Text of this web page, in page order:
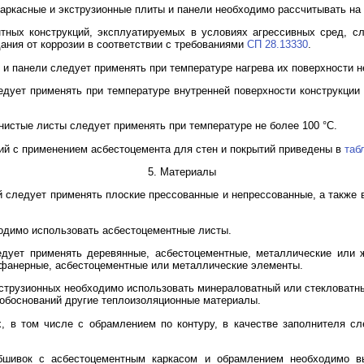
и экструзионные плиты и панели необходимо рассчитывать
конструкций, эксплуатируемых в условиях агрессивных сред,
от коррозии в соответствии с требованиями СП 28.13330.
панели следует применять при температуре нагрева их поверхности
применять при температуре внутренней поверхности
листы следует применять при температуре не более 100 °C.
с применением асбестоцемента для стен и покрытий приведены в
5. Материалы
следует применять плоские прессованные и непрессованные, а
использовать асбестоцементные листы.
применять деревянные, асбестоцементные, металлические
асбестоцементные или металлические элементы.
необходимо использовать минераловатный или
другие теплоизоляционные материалы.
в том числе с обрамлением по контуру, в качестве заполнителя
с асбестоцементным каркасом и обрамлением необходимо